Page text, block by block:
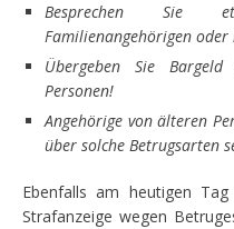
Besprechen Sie
Familienangehörigen oder
Übergeben Sie
Personen!
Angehörige von älteren
über solche Betrugsarten
Ebenfalls am heutigen
Strafanzeige wegen